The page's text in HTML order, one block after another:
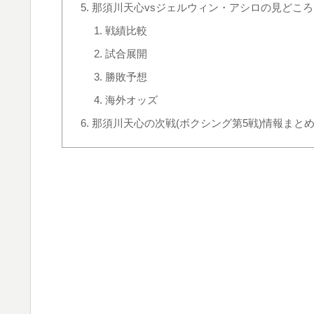
那須川天心vsジェルウィン・アシロの見どころ
戦績比較
試合展開
勝敗予想
海外オッズ
那須川天心の次戦(ボクシング第5戦)情報まと